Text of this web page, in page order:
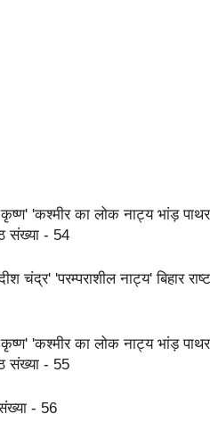
कृष्ण' 'कश्मीर का लोक नाट्य भांड़
संख्या - 54
चंद्र' 'परम्पराशील नाट्य' बिहार
कृष्ण' 'कश्मीर का लोक नाट्य भांड़
संख्या - 55
- 56